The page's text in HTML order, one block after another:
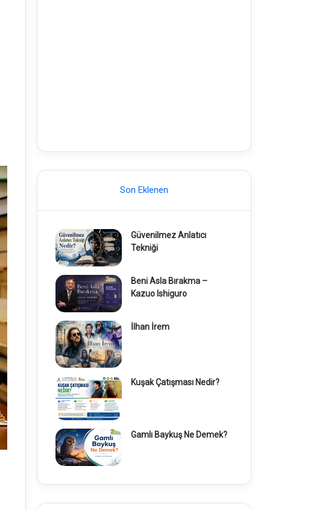
Son Eklenen
Güvenilmez Anlatıcı
Tekniği
Beni Asla Bırakma –
Kazuo Ishiguro
İlhan İrem
Kuşak Çatışması Nedir?
Gamlı Baykuş Ne Demek?